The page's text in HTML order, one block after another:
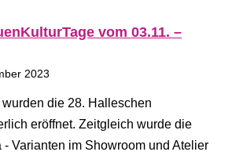
vom 03.11. –
2023
die 28. Halleschen
eröffnet. Zeitgleich wurde die
Varianten im Showroom und Atelier